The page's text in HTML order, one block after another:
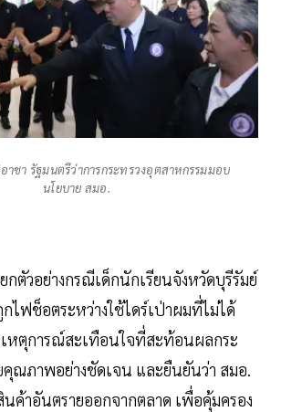
าชา รัฐมนตรีว่าการกระทรวงอุตสาหกรรมมอบ
นโยบาย สมอ.
กตัวอย่างกรณีเด็กนักเรียนจังหวัดบุรีรัมย์
กไฟช็อตระหว่างใช้ไดร์เป่าผมที่ไม่ได้
เหตุการณ์สะเทือนใจที่สะท้อนผลกระ
ณภาพอย่างชัดเจน และยืนยันว่า สมอ.
นค้าอันตรายออกจากตลาด เพื่อคุ้มครอง